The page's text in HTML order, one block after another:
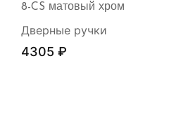
8-CS матовый хром
Дверные ручки
4305 ₽